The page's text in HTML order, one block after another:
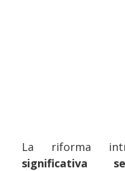
La riforma
significativa